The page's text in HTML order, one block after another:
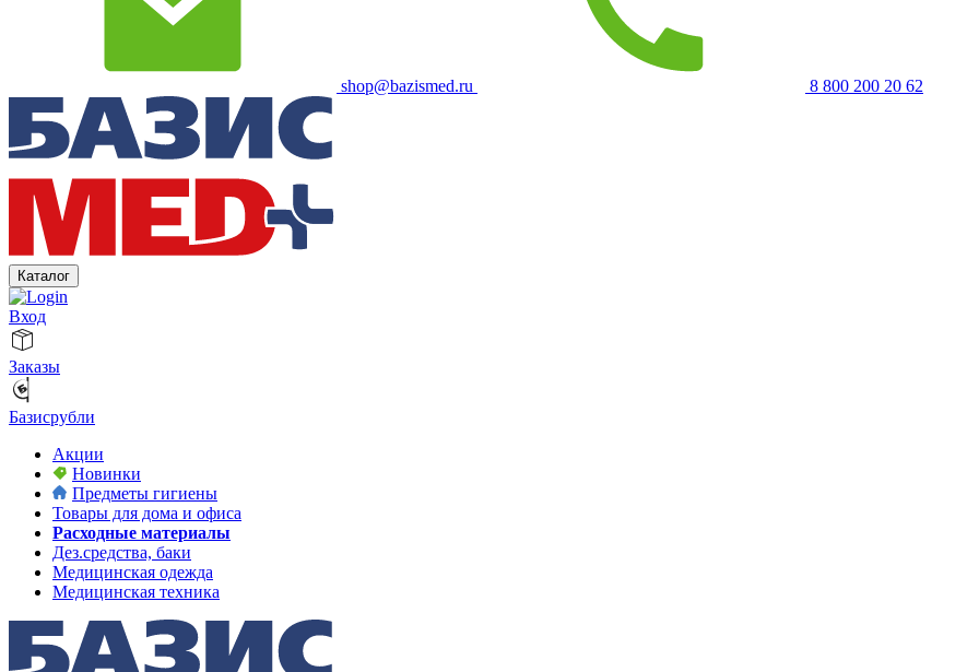
shop@bazismed.ru 8 800 200 20 62
Каталог
Вход
Заказы
Базисрубли
Акции
Новинки
Предметы гигиены
Товары для дома и офиса
Расходные материалы
Дез.средства, баки
Медицинская одежда
Медицинская техника